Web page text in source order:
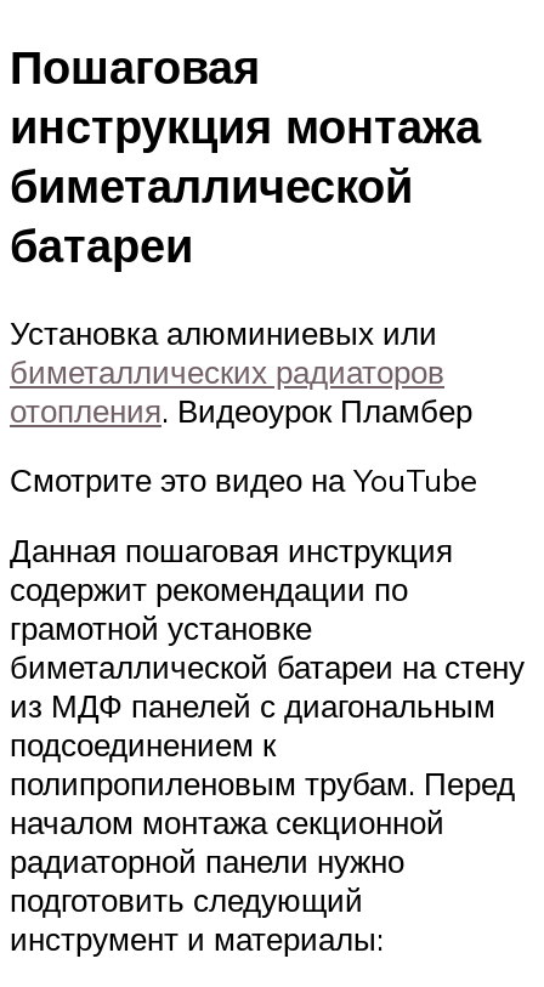
Пошаговая
инструкция монтажа
биметаллической
батареи
Установка алюминиевых или
биметаллических радиаторов
отопления. Видеоурок Пламбер
Смотрите это видео на YouTube
Данная пошаговая инструкция
содержит рекомендации по
грамотной установке
биметаллической батареи на стену
из МДФ панелей с диагональным
подсоединением к
полипропиленовым трубам. Перед
началом монтажа секционной
радиаторной панели нужно
подготовить следующий
инструмент и материалы: